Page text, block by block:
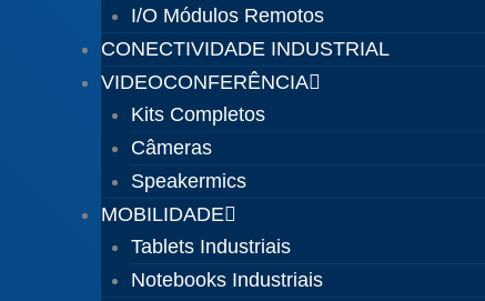
I/O Módulos Remotos
CONECTIVIDADE INDUSTRIAL
VIDEOCONFERÊNCIA
Kits Completos
Câmeras
Speakermics
MOBILIDADE
Tablets Industriais
Notebooks Industriais